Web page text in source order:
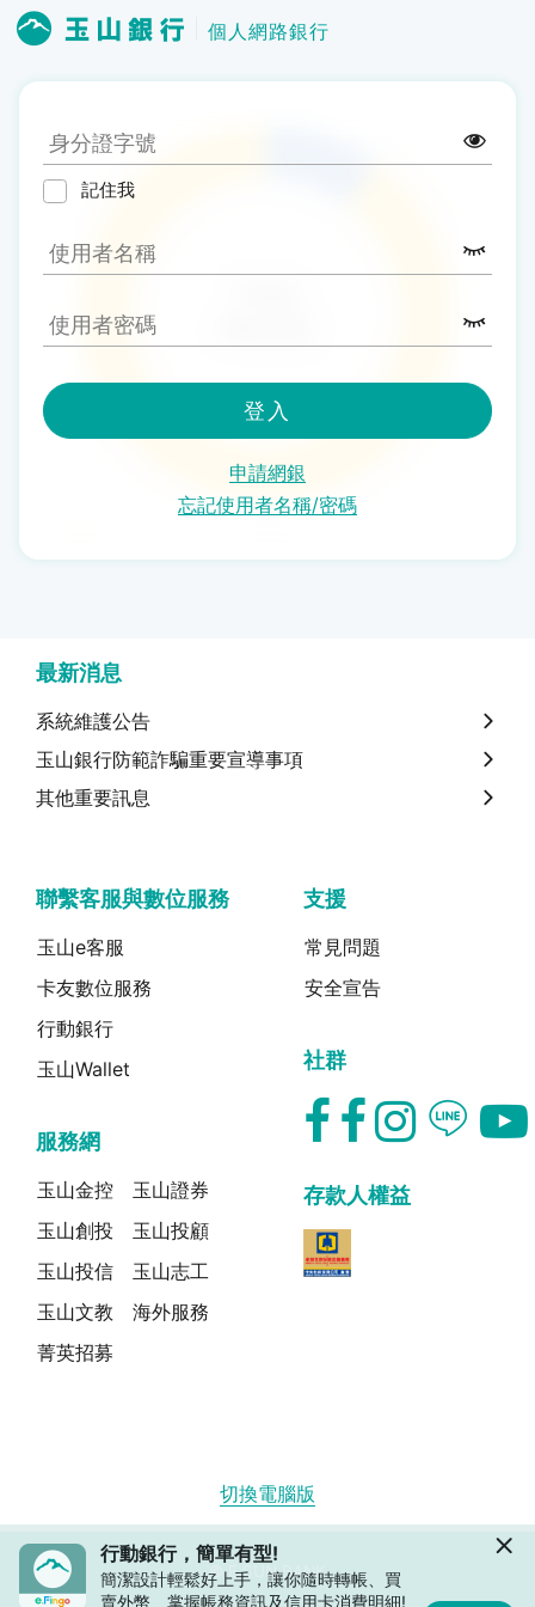
個人網路銀行
記住我
登入
申請網銀
忘記使用者名稱/密碼
最新消息
系統維護公告
玉山銀行防範詐騙重要宣導事項
其他重要訊息
聯繫客服與數位服務
玉山e客服
卡友數位服務
行動銀行
玉山Wallet
支援
常見問題
安全宣告
服務網
玉山金控
玉山證券
玉山創投
玉山投顧
玉山投信
玉山志工
玉山文教
海外服務
菁英招募
社群
存款人權益
切換電腦版
© E.SUN BANK
行動銀行，簡單有型!
簡潔設計輕鬆好上手，讓你隨時轉帳、買
賣外幣、掌握帳務資訊及信用卡消費明細!